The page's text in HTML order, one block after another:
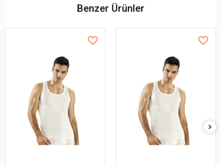
Benzer Ürünler